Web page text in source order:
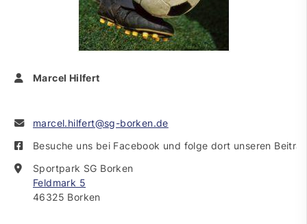
Marcel Hilfert
marcel.hilfert@sg-borken.de
Besuche uns bei Facebook und folge dort unseren
Sportpark SG Borken
Feldmark 5
46325 Borken